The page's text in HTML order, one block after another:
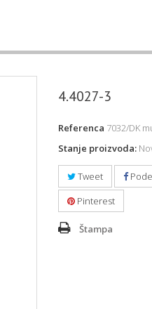
4.4027-3
Referenca 7032/DK
Stanje proizvoda:
Tweet
Pinterest
Štampa